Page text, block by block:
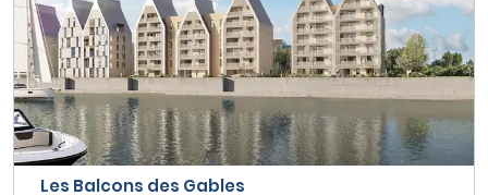
Les Balcons des Gables